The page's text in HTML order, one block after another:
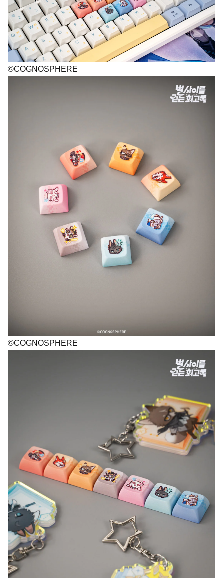
©COGNOSPHERE
©COGNOSPHERE